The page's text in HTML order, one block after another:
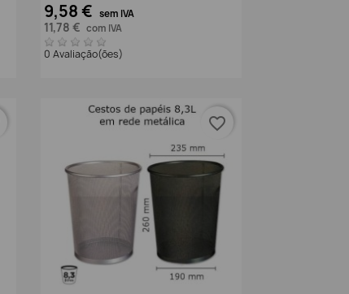
9,58 € sem IVA
11,78 € com IVA
0 Avaliação(ões)
favorite_border